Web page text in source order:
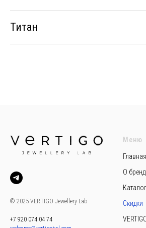
Титан
© 2025 VERTIGO Jewellery Lab
+7 920 074 04 74
Меню
Главная
О
Скидки